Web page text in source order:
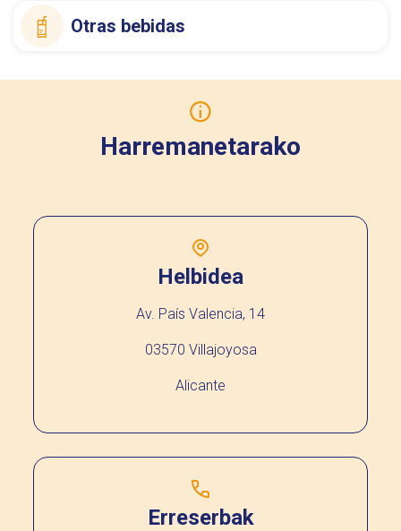
Otras bebidas
Harremanetarako
Helbidea
Av. País Valencia, 14
03570 Villajoyosa
Alicante
Erreserbak